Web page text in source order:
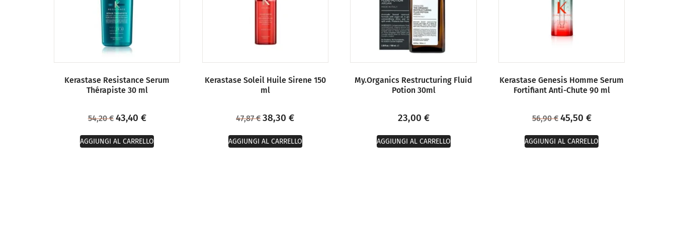
Kerastase Resistance Serum
Thérapiste 30 ml
54,20€ 43,40 €
AGGIUNGI AL CARRELLO
Kerastase Soleil Huile Sirene 150
ml
47,87€ 38,30€
AGGIUNGI AL CARRELLO
My.Organics Restructuring Fluid
Potion 30ml
23,00 €
AGGIUNGI AL CARRELLO
Kerastase Genesis Homme Serum
Fortifiant Anti-Chute 90 ml
56,90€ 45,50 €
AGGIUNGI AL CARRELLO